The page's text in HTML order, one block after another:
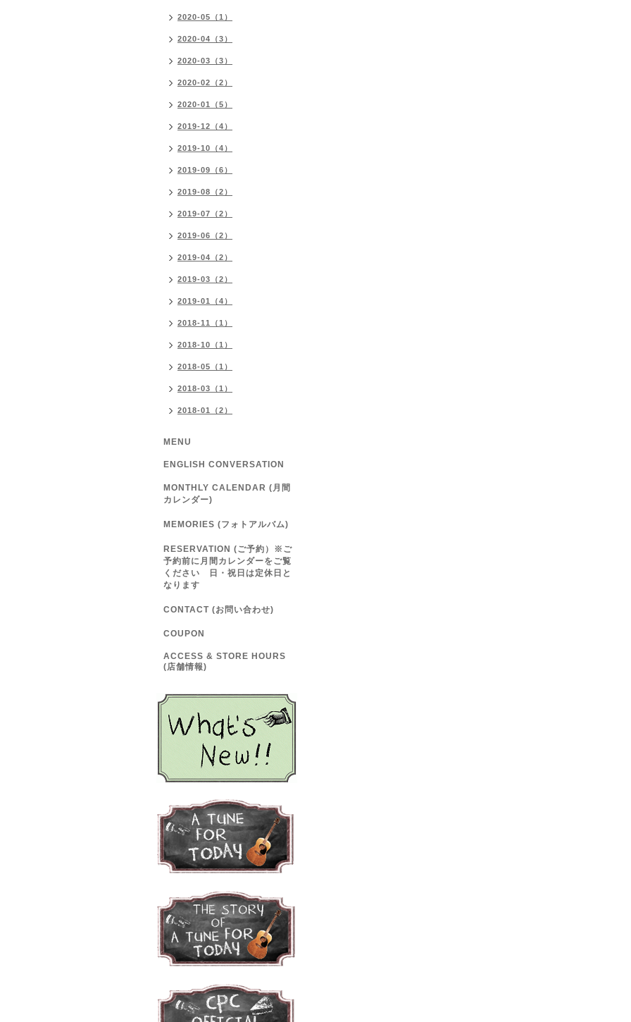
2020-05（1）
2020-04（3）
2020-03（3）
2020-02（2）
2020-01（5）
2019-12（4）
2019-10（4）
2019-09（6）
2019-08（2）
2019-07（2）
2019-06（2）
2019-04（2）
2019-03（2）
2019-01（4）
2018-11（1）
2018-10（1）
2018-05（1）
2018-03（1）
2018-01（2）
MENU
ENGLISH CONVERSATION
MONTHLY CALENDAR (月間
カレンダー)
MEMORIES (フォトアルバム)
RESERVATION (ご予約）※ご
予約前に月間カレンダーをご覧
ください 日・祝日は定休日と
なります
CONTACT (お問い合わせ)
COUPON
ACCESS & STORE HOURS
(店舗情報)